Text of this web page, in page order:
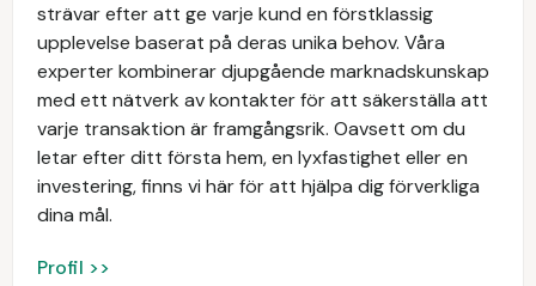
strävar efter att ge varje kund en förstklassig
upplevelse baserat på deras unika behov. Våra
experter kombinerar djupgående marknadskunskap
med ett nätverk av kontakter för att säkerställa att
varje transaktion är framgångsrik. Oavsett om du
letar efter ditt första hem, en lyxfastighet eller en
investering, finns vi här för att hjälpa dig förverkliga
dina mål.
Profil >>